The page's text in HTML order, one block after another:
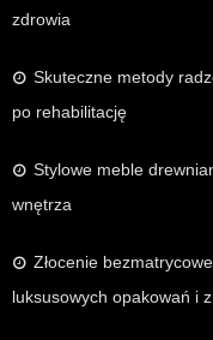
zdrowia
Skuteczne metody
po rehabilitację
Stylowe meble
wnętrza
Złocenie
luksusowych opakowań i